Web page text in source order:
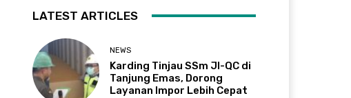
LATEST ARTICLES
NEWS
Karding Tinjau SSm JI-QC di
Tanjung Emas, Dorong
Layanan Impor Lebih Cepat